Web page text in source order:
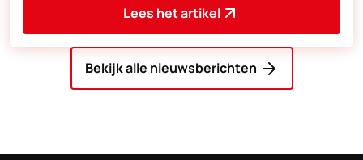
Lees het artikel
Bekijk alle nieuwsberichten